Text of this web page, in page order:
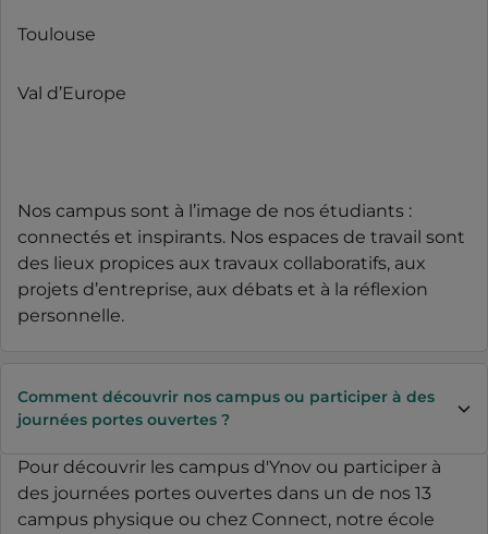
Toulouse
Val d’Europe
Nos campus sont à l’image de nos étudiants :
connectés et inspirants. Nos espaces de travail sont
des lieux propices aux travaux collaboratifs, aux
projets d’entreprise, aux débats et à la réflexion
personnelle.
Comment découvrir nos campus ou participer à des
journées portes ouvertes ?
Pour découvrir les campus d'Ynov ou participer à
des journées portes ouvertes dans un de nos 13
campus physique ou chez Connect, notre école